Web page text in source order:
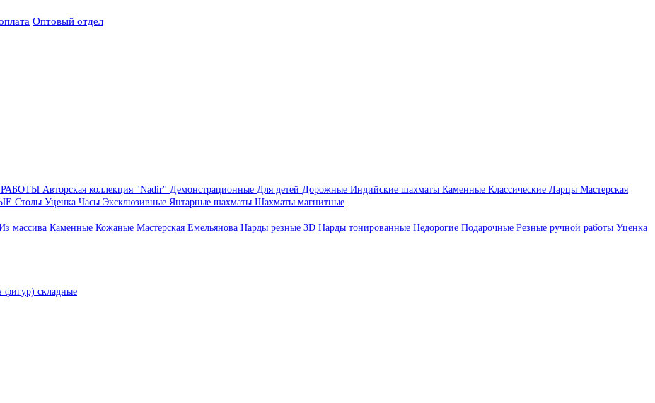
Оптовый отдел
Авторская коллекция "Nadir" Демонстрационные Для детей Дорожные Индийские шахматы Каменные Классические Ларцы Мастерская
Столы Уценка Часы Эксклюзивные Янтарные шахматы Шахматы магнитные
массива Каменные Кожаные Мастерская Емельянова Нарды резные 3D Нарды тонированные Недорогие Подарочные Резные ручной работы Уценка
фигур) складные